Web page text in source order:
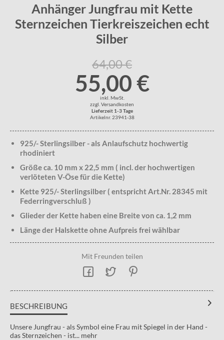
Anhänger Jungfrau mit Kette
Sternzeichen Tierkreiszeichen echt
Silber
64,00 €
55,00 €
inkl. MwSt.
zzgl. Versandkosten
Lieferzeit 1-3 Tage
Artikelnr. 23941-38
925/- Sterlingsilber - als Anlaufschutz hochwertig
rhodiniert
Größe ca. 10 mm x 22,5 mm ( incl. der hochwertigen
verlöteten V-Öse für die Kette)
Kette 925/- Sterlingsilber ( entspricht Art.Nr. 28345 mit
Federringverschluß )
Glieder der Kette haben eine Breite von ca. 1,2 mm
Länge der Halskette ohne Aufpreis frei wählbar
Mit Freunden teilen
BESCHREIBUNG
Unsere Jungfrau - als Symbol eine Frau mit Spiegel in der Hand -
das Sternzeichen - ist... mehr